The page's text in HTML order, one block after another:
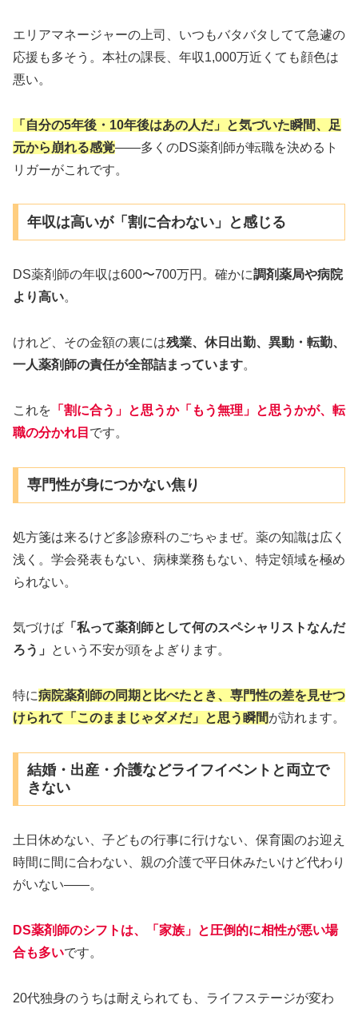
エリアマネージャーの上司、いつもバタバタしてて急遽の
応援も多そう。本社の課長、年収1,000万近くても顔色は
悪い。
「自分の5年後・10年後はあの人だ」と気づいた瞬間、足
元から崩れる感覚——多くのDS薬剤師が転職を決めるト
リガーがこれです。
年収は高いが「割に合わない」と感じる
DS薬剤師の年収は600〜700万円。確かに調剤薬局や病院
より高い。
けれど、その金額の裏には残業、休日出勤、異動・転勤、
一人薬剤師の責任が全部詰まっています。
これを 「割に合う」と思うか「もう無理」と思うかが、転
職の分かれ目 です。
専門性が身につかない焦り
処方箋は来るけど多診療科のごちゃまぜ。薬の知識は広く
浅く。学会発表もない、病棟業務もない、特定領域を極め
られない。
気づけば 「私って薬剤師として何のスペシャリストなんだ
ろう」
という不安が頭をよぎります。
特に病院薬剤師の同期と比べたとき、専門性の差を見せつ
けられて「このままじゃダメだ」と思う瞬間が訪れます。
結婚・出産・介護などライフイベントと両立で
きない
土日休めない、子どもの行事に行けない、保育園のお迎え
時間に間に合わない、親の介護で平日休みたいけど代わり
がいない——。
DS薬剤師のシフトは、「家族」と圧倒的に相性が悪い場
合も多いです。
20代独身のうちは耐えられても、ライフステージが変わ